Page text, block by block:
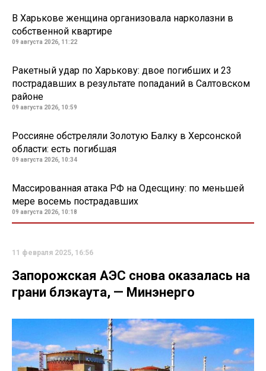
В Харькове женщина организовала нарколазни в
собственной квартире
09 августа 2026, 11:22
Ракетный удар по Харькову: двое погибших и 23
пострадавших в результате попаданий в Салтовском
районе
09 августа 2026, 10:59
Россияне обстреляли Золотую Балку в Херсонской
области: есть погибшая
09 августа 2026, 10:34
Массированная атака РФ на Одесщину: по меньшей
мере восемь пострадавших
09 августа 2026, 10:18
11 февраля 2025, 16:56
Запорожская АЭС снова оказалась на
грани блэкаута, — Минэнерго